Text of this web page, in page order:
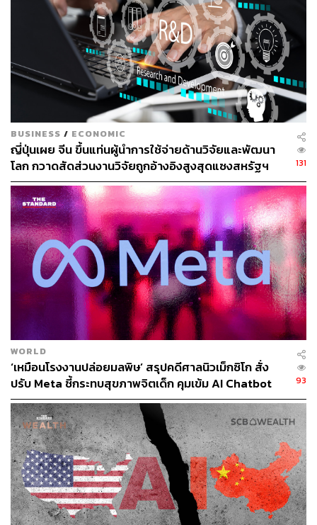
สำหรับแพ็กเกจชดเชย Meta ระบุว่าพนักงานในสหรัฐฯ ที่ได้
รับผลกระทบจะได้รับเงินเดือนพื้นฐาน 16 สัปดาห์ บวกเพิ่มอีก
2 สัปดาห์สำหรับทุกปีที่ร่วมงาน ส่วนพนักงานในต่างประเทศ
จะได้รับแพ็กเกจในลักษณะใกล้เคียงกัน
ปรับทัพต่อเนื่อง สะท้อนศึก AI ที่ Meta ยังตามหลัง
คู่แข่ง
การเลย์ออฟครั้งนี้เกิดขึ้นหลังจาก Meta ทยอยปรับลดคนมา
แล้วหลายระลอก ซึ่งบริษัทระบุว่าจำเป็นต่อการเพิ่ม
ประสิทธิภาพและการโฟกัสสมรภูมิ Generative AI ที่บริษัทยัง
ตามหลัง OpenAI, Google และ Anthropic
เมื่อเดือนมกราคมที่ผ่านมา Meta ปลดพนักงานราว 10% ใน
ส่วนที่ทำงานเกี่ยวกับโปรเจกต์ Metaverse หรือประมาณ
1,000 คนในหน่วย Reality Labs ต่อมาในเดือนมีนาคมก็เริ่ม
ปลดอีกระลอก กระทบพนักงานหลายร้อยคนข้ามหน่วยงาน
ทั้ง Facebook, Reality Labs, ฝ่ายปฏิบัติการทั่วโลก และฝ่าย
ขาย
นอกจากนี้ Meta ยังประกาศเมื่อเดือนที่ผ่านมาว่าจะลดการ
พึ่งพาผู้ให้บริการภายนอกและผู้รับจ้างช่วง (Contractors) ที่
เคยทำหน้าที่ดูแลการตรวจสอบเนื้อหา หันมาใช้เทคโนโลยี
AI แทน
ข้อมูลจากรายงานประจำปีล่าสุดเมื่อเดือนมกราคม ระบุว่า
Meta มีพนักงานทั่วโลก 78,865 คน ณ สิ้นปี 2025 ลดลงจาก
86,482 คนในช่วงปลายปี 2022 ซึ่งเป็นช่วงหลังกระแสจ้าง
งานในอุตสาหกรรมเทคพุ่งสูงจากสถานการณ์โควิด ขณะที่
BUSINESS / ECONOMIC
ญี่ปุ่นเผย จีน ขึ้นแท่นผู้นำการใช้จ่ายด้านวิจัยและพัฒนา
โลก กวาดสัดส่วนงานวิจัยถูกอ้างอิงสูงสุดแซงสหรัฐฯ
131
WORLD
‘เหมือนโรงงานปล่อยมลพิษ’ สรุปคดีศาลนิวเม็กซิโก สั่ง
ปรับ Meta ชี้กระทบสุขภาพจิตเด็ก คุมเข้ม AI Chatbot
93